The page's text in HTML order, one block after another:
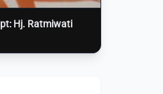
Hj. Ratmiwati